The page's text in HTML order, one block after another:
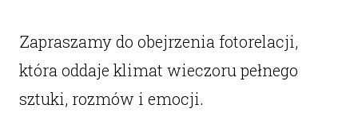
Zapraszamy do obejrzenia fotorelacji,
która oddaje klimat wieczoru pełnego
sztuki, rozmów i emocji.